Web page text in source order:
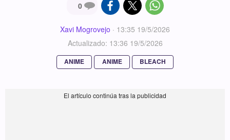
0
Xavi Mogrovejo · 13:35 19/5/2026
Actualizado: 13:36 19/5/2026
ANIME ANIME BLEACH